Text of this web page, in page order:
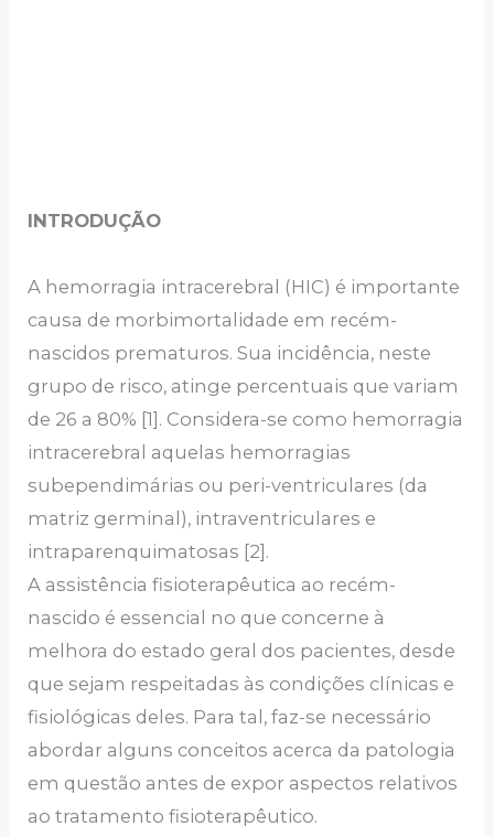
INTRODUÇÃO
A hemorragia intracerebral (HIC) é importante
causa de morbimortalidade em recém-
nascidos prematuros. Sua incidência, neste
grupo de risco, atinge percentuais que variam
de 26 a 80% [1]. Considera-se como hemorragia
intracerebral aquelas hemorragias
subependimárias ou peri-ventriculares (da
matriz germinal), intraventriculares e
intraparenquimatosas [2].
A assistência fisioterapêutica ao recém-
nascido é essencial no que concerne à
melhora do estado geral dos pacientes, desde
que sejam respeitadas às condições clínicas e
fisiológicas deles. Para tal, faz-se necessário
abordar alguns conceitos acerca da patologia
em questão antes de expor aspectos relativos
ao tratamento fisioterapêutico.